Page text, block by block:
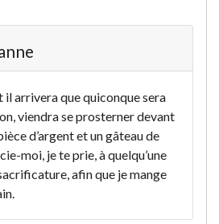
il arrivera que quiconque sera
viendra se prosterner devant
d’argent et un gâteau de
moi, je te prie, à quelqu’une
afin que je mange